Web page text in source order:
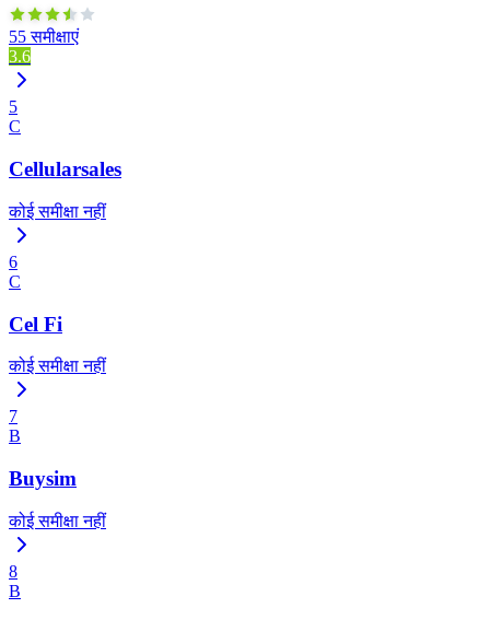
55 समीक्षाएं
3.6
5
C
Cellularsales
कोई समीक्षा नहीं
6
C
Cel Fi
कोई समीक्षा नहीं
7
B
Buysim
कोई समीक्षा नहीं
8
B